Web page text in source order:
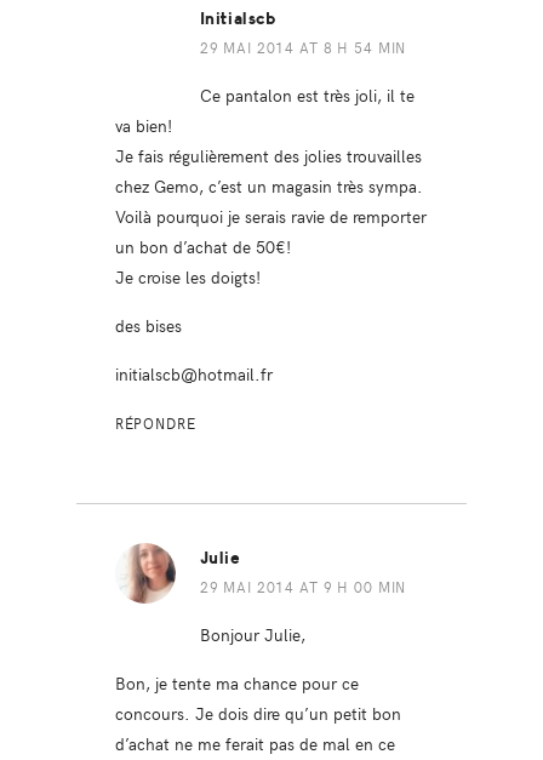
Initialscb
29 MAI 2014 AT 8 H 54 MIN
Ce pantalon est très joli, il te
va bien!
Je fais régulièrement des jolies trouvailles
chez Gemo, c’est un magasin très sympa.
Voilà pourquoi je serais ravie de remporter
un bon d’achat de 50€!
Je croise les doigts!
des bises
initialscb@hotmail.fr
RÉPONDRE
Julie
29 MAI 2014 AT 9 H 00 MIN
Bonjour Julie,
Bon, je tente ma chance pour ce
concours. Je dois dire qu’un petit bon
d’achat ne me ferait pas de mal en ce